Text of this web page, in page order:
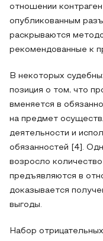
отношении
опубликованным
раскрываются
рекомендованные к
В некоторых
позиция о том, что
вменяется в
на предмет
деятельности и
обязанностей [4].
возросло
предъявляются в
доказывается
выгоды.
Набор